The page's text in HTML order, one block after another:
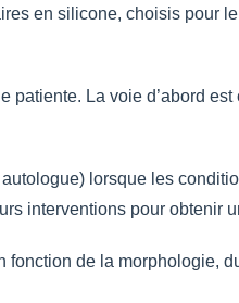
en silicone, choisis
La voie d’abord
lorsque les
interventions pour obtenir
de la morphologie,